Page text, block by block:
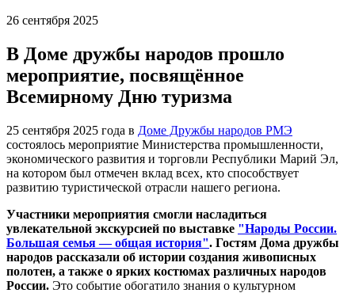
26 сентября 2025
В Доме дружбы народов прошло
мероприятие, посвящённое
Всемирному Дню туризма
25 сентября 2025 года в Доме Дружбы народов РМЭ
состоялось мероприятие Министерства промышленности,
экономического развития и торговли Республики Марий Эл,
на котором был отмечен вклад всех, кто способствует
развитию туристической отрасли нашего региона.
Участники мероприятия смогли насладиться
увлекательной экскурсией по выставке "Народы России.
Большая семья — общая история". Гостям Дома дружбы
народов рассказали об истории создания живописных
полотен, а также о ярких костюмах различных народов
России. Это событие обогатило знания о культурном